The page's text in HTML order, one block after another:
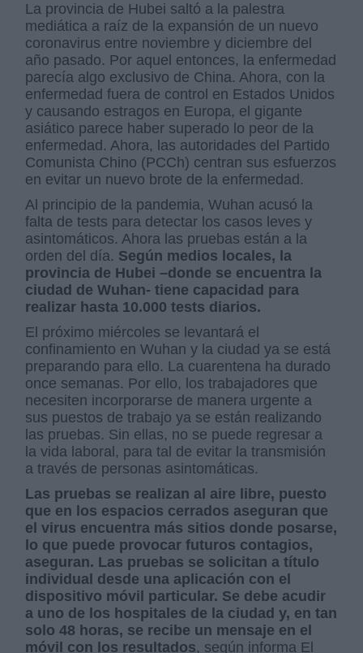
La provincia de Hubei saltó a la palestra
mediática a raíz de la expansión de un nuevo
coronavirus entre noviembre y diciembre del
año pasado. Por aquel entonces, la enfermedad
parecía algo exclusivo de China. Ahora, con la
enfermedad fuera de control en Estados Unidos
y causando estragos en Europa, el gigante
asiático parece haber superado lo peor de la
enfermedad. Ahora, las autoridades del Partido
Comunista Chino (PCCh) centran sus esfuerzos
en evitar un nuevo brote de la enfermedad.
Al principio de la pandemia, Wuhan acusó la
falta de tests para detectar los casos leves y
asintomáticos. Ahora las pruebas están a la
orden del día. Según medios locales, la
provincia de Hubei –donde se encuentra la
ciudad de Wuhan- tiene capacidad para
realizar hasta 10.000 tests diarios.
El próximo miércoles se levantará el
confinamiento en Wuhan y la ciudad ya se está
preparando para ello. La cuarentena ha durado
once semanas. Por ello, los trabajadores que
necesiten incorporarse de manera urgente a
sus puestos de trabajo ya se están realizando
las pruebas. Sin ellas, no se puede regresar a
la vida laboral, para tal de evitar la transmisión
a través de personas asintomáticas.
Las pruebas se realizan al aire libre, puesto
que en los espacios cerrados aseguran que
el virus encuentra más sitios donde posarse,
lo que puede provocar futuros contagios,
aseguran. Las pruebas se solicitan a título
individual desde una aplicación con el
dispositivo móvil particular. Se debe acudir
a uno de los hospitales de la ciudad y, en tan
solo 48 horas, se recibe un mensaje en el
móvil con los resultados, según informa El